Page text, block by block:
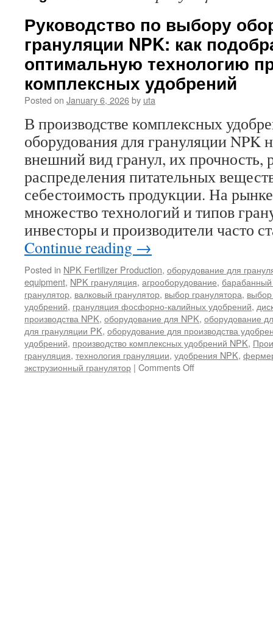
Руководство по выбору
грануляции NPK: как
оптимальную технологию
комплексных удобрений
Posted on January 6, 2026by uta
В производстве комплексных
оборудования для грануляции NPK
внешний вид гранул, их прочность,
распределения питательных
себестоимость продукции. На
множество технологий и типов
инвесторы и производители часто
Continue reading →
Posted in NPK Fertilizer Production, оборудование для
equipment, NPK грануляция, агрооборудование, барабанный
гранулятор, валковый гранулятор, выбор гранулятора,
удобрений, грануляция фосфорно-калийных удобрений,
производства NPK, оборудование для NPK, оборудование
для грануляции PK, оборудование для производства
удобрений, производство комплексных удобрений NPK,
грануляция, технология грануляции, удобрения NPK,
экструзионный гранулятор | Comments Offon